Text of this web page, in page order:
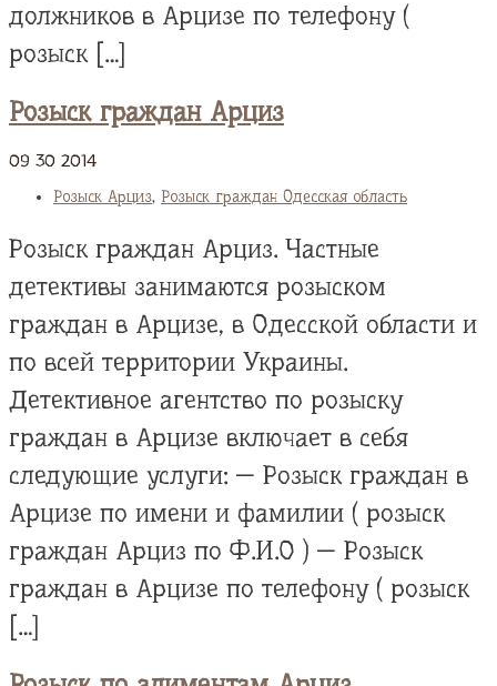
должников в Арцизе по телефону (
розыск […]
Розыск граждан Арциз
09 30 2014
Розыск Арциз, Розыск граждан Одесская область
Розыск граждан Арциз. Частные
детективы занимаются розыском
граждан в Арцизе, в Одесской области и
по всей территории Украины.
Детективное агентство по розыску
граждан в Арцизе включает в себя
следующие услуги: — Розыск граждан в
Арцизе по имени и фамилии ( розыск
граждан Арциз по Ф.И.О ) — Розыск
граждан в Арцизе по телефону ( розыск
[…]